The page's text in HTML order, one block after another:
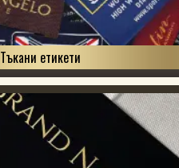
Тъкани етикети